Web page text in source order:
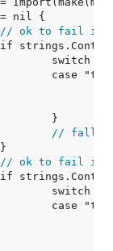
// ok to fail if it
// fall
// ok to fail if it